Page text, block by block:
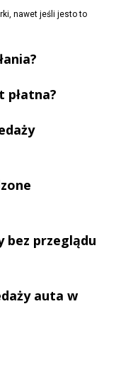
nawet jeśli jesto to
płatna?
bez przeglądu
auta w